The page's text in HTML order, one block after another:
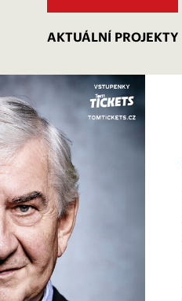
AKTUÁLNÍ PROJEKTY